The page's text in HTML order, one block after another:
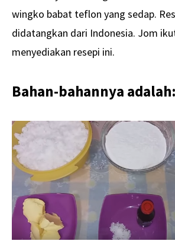
wingko babat teflon yang sedap.
didatangkan dari Indonesia. Jom
menyediakan resepi ini.
Bahan-bahannya adalah: